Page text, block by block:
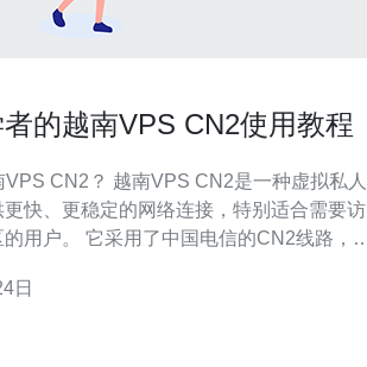
的越南VPS CN2使用教程
VPS CN2是一种虚拟私人
更快、更稳定的网络连接，特别适合需要访
电信的CN2线路，能
适的VPS服务提供商 在
日